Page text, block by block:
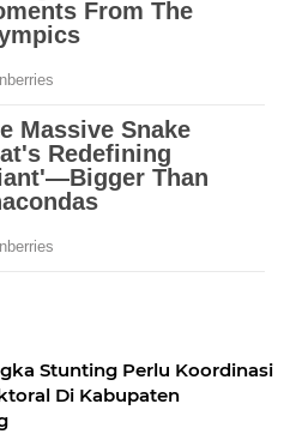
Stunting Perlu Koordinasi
Di Kabupaten